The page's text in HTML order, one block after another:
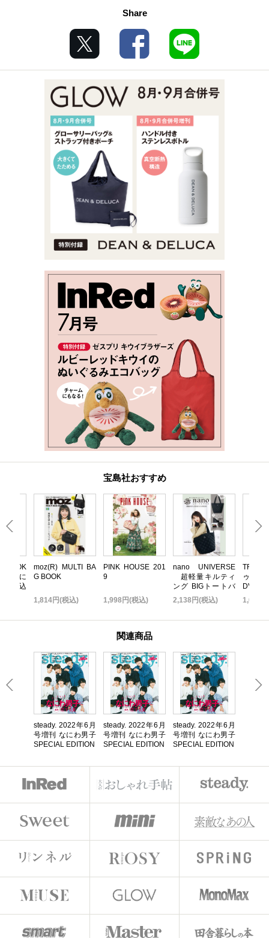
Share
宝島社おすすめ
BOOK
限に
れ込
moz(R) MULTI BA
G BOOK
1,814円(税込)
PINK HOUSE 201
9
1,998円(税込)
nano UNIVERSE
超軽量キルティ
ング BIGトートバ
ッグBOOK
2,138円(税込)
TRF イ
ゥ・ダ
DVD
TOP
1,058
関連商品
steady. 2022年6月
号増刊 なにわ男子
SPECIAL EDITION
steady. 2022年6月
号増刊 なにわ男子
SPECIAL EDITION
steady. 2022年6月
号増刊 なにわ男子
SPECIAL EDITION